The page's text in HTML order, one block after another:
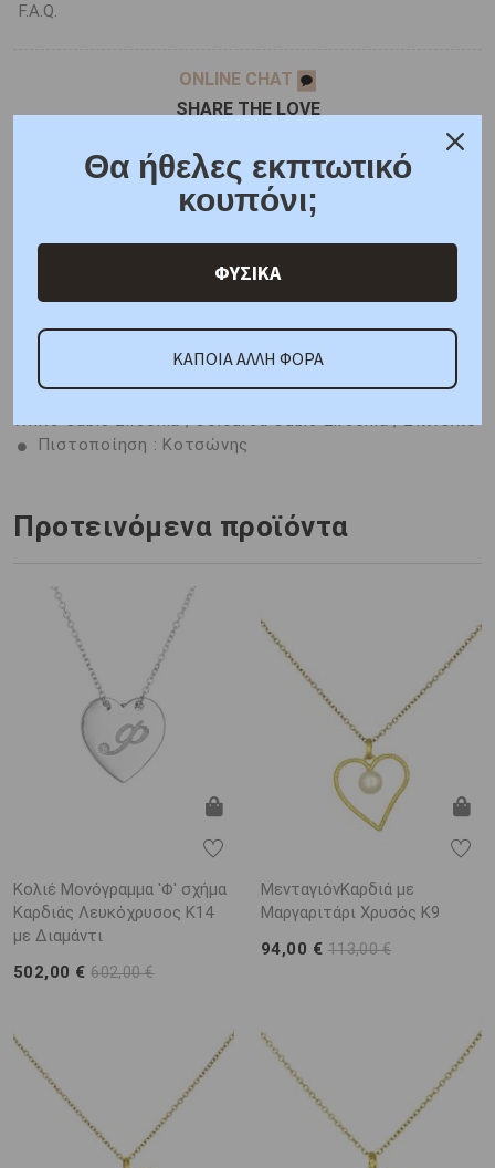
F.A.Q.
ONLINE CHAT
SHARE THE LOVE
Χαρακτηριστικά Γιατί εμάς
Κριτικές
Διαστάσεις: Αλυσίδα: 45cm,
Μοτίφ: Ύψος 14,48mm, Πλάτος 12,80mm
Πέτρες:
White Cubic Zirconia , Coloured Cubic Zirconia , Σπινέλιο
Πιστοποίηση : Κοτσώνης
Προτεινόμενα προϊόντα
Κολιέ Μονόγραμμα 'Φ' σχήμα
Καρδιάς Λευκόχρυσος K14
με Διαμάντι
502,00 €602,00 €
ΜενταγιόνΚαρδιά με
Μαργαριτάρι Χρυσός K9
94,00 € 113,00 €
Θα ήθελες εκπτωτικό
κουπόνι;
ΦΥΣΙΚΑ
ΚΑΠΟΙΑ ΑΛΛΗ ΦΟΡΑ